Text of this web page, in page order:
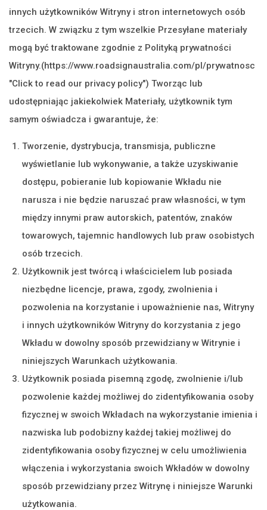
innych użytkowników Witryny i stron internetowych osób
trzecich. W związku z tym wszelkie Przesyłane materiały
mogą być traktowane zgodnie z Polityką prywatności
Witryny.(https://www.roadsignaustralia.com/pl/prywatnosc
"Click to read our privacy policy") Tworząc lub
udostępniając jakiekolwiek Materiały, użytkownik tym
samym oświadcza i gwarantuje, że:
Tworzenie, dystrybucja, transmisja, publiczne
wyświetlanie lub wykonywanie, a także uzyskiwanie
dostępu, pobieranie lub kopiowanie Wkładu nie
narusza i nie będzie naruszać praw własności, w tym
między innymi praw autorskich, patentów, znaków
towarowych, tajemnic handlowych lub praw osobistych
osób trzecich.
Użytkownik jest twórcą i właścicielem lub posiada
niezbędne licencje, prawa, zgody, zwolnienia i
pozwolenia na korzystanie i upoważnienie nas, Witryny
i innych użytkowników Witryny do korzystania z jego
Wkładu w dowolny sposób przewidziany w Witrynie i
niniejszych Warunkach użytkowania.
Użytkownik posiada pisemną zgodę, zwolnienie i/lub
pozwolenie każdej możliwej do zidentyfikowania osoby
fizycznej w swoich Wkładach na wykorzystanie imienia i
nazwiska lub podobizny każdej takiej możliwej do
zidentyfikowania osoby fizycznej w celu umożliwienia
włączenia i wykorzystania swoich Wkładów w dowolny
sposób przewidziany przez Witrynę i niniejsze Warunki
użytkowania.